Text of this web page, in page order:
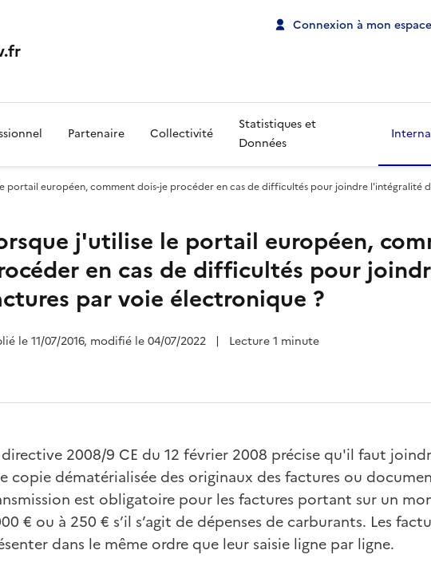
Connexion à mon
Partenaire Collectivité
Statistiques et
Données
portail européen, comment dois-je procéder en cas de difficultés pour joindre l'intégralité
j'utilise le portail européen,
en cas de difficultés pour
par voie électronique ?
le 11/07/2016, modifié le 04/07/2022 | Lecture 1 minute
directive 2008/9 CE du 12 février 2008 précise qu'il faut
copie dématérialisée des originaux des factures ou
est obligatoire pour les factures portant sur un
€ ou à 250 € s’il s’agit de dépenses de carburants. Les
dans le même ordre que leur saisie ligne par ligne.